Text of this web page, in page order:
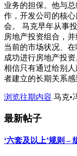
业务的担保。他与
作，开发公司的核
会。 马克早年从事
房地产投资组合，
当前的市场状况、
成功进行房地产投
相信只有通过给别
者建立的长期关系感
浏览往期内容 马克•
最新帖子
‘六套及以上’规则 –